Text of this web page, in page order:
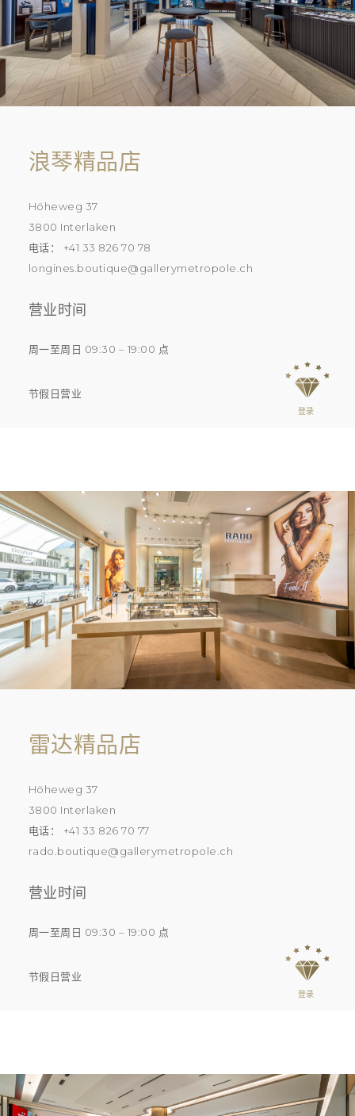
浪琴精品店
Höheweg 37
3800 Interlaken
电话： +41 33 826 70 78
longines.boutique@gallerymetropole.ch
营业时间
周一至周日 09:30 – 19:00 点
节假日营业
雷达精品店
Höheweg 37
3800 Interlaken
电话： +41 33 826 70 77
rado.boutique@gallerymetropole.ch
营业时间
周一至周日 09:30 – 19:00 点
节假日营业